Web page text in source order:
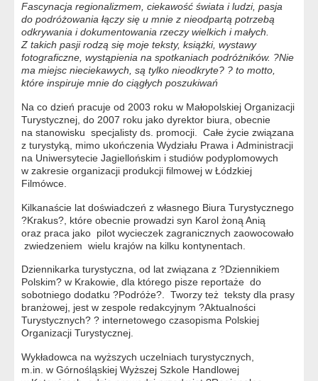
Fascynacja regionalizmem, ciekawość świata i ludzi, pasja
do podróżowania łączy się u mnie z nieodpartą potrzebą
odkrywania i dokumentowania rzeczy wielkich i małych.
Z takich pasji rodzą się moje teksty, książki, wystawy
fotograficzne, wystąpienia na spotkaniach podróżników. ?Nie
ma miejsc nieciekawych, są tylko nieodkryte? ? to motto,
które inspiruje mnie do ciągłych poszukiwań
Na co dzień pracuje od 2003 roku w Małopolskiej Organizacji
Turystycznej, do 2007 roku jako dyrektor biura, obecnie
na stanowisku specjalisty ds. promocji. Całe życie związana
z turystyką, mimo ukończenia Wydziału Prawa i Administracji
na Uniwersytecie Jagiellońskim i studiów podyplomowych
w zakresie organizacji produkcji filmowej w Łódzkiej
Filmówce.
Kilkanaście lat doświadczeń z własnego Biura Turystycznego
?Krakus?, które obecnie prowadzi syn Karol żoną Anią
oraz praca jako pilot wycieczek zagranicznych zaowocowało
zwiedzeniem wielu krajów na kilku kontynentach.
Dziennikarka turystyczna, od lat związana z ?Dziennikiem
Polskim? w Krakowie, dla którego pisze reportaże do
sobotniego dodatku ?Podróże?. Tworzy też teksty dla prasy
branżowej, jest w zespole redakcyjnym ?Aktualności
Turystycznych? ? internetowego czasopisma Polskiej
Organizacji Turystycznej.
Wykładowca na wyższych uczelniach turystycznych,
m.in. w Górnośląskiej Wyższej Szkole Handlowej